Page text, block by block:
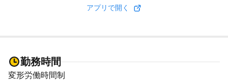
アプリで開く
勤務時間
変形労働時間制